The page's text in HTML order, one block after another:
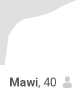
Mawi, 40